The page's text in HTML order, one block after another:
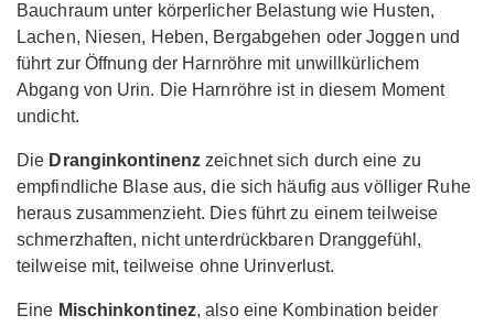
Bauchraum unter körperlicher Belastung wie Husten,
Lachen, Niesen, Heben, Bergabgehen oder Joggen und
führt zur Öffnung der Harnröhre mit unwillkürlichem
Abgang von Urin. Die Harnröhre ist in diesem Moment
undicht.
Die Dranginkontinenz zeichnet sich durch eine zu
empfindliche Blase aus, die sich häufig aus völliger Ruhe
heraus zusammenzieht. Dies führt zu einem teilweise
schmerzhaften, nicht unterdrückbaren Dranggefühl,
teilweise mit, teilweise ohne Urinverlust.
Eine Mischinkontinez, also eine Kombination beider